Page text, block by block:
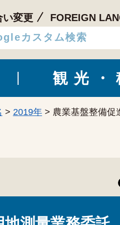
い変更 FOREIGN
観光・
> 2019年> 農業基盤整備